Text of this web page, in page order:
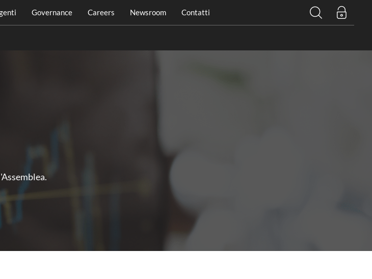
Governance Careers Newsroom Contatti